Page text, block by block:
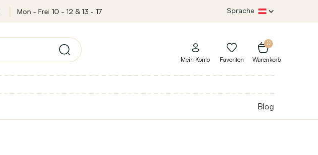
Mon - Frei 10 - 12 & 13 - 17 Sprache
0
Warenkorb
Mein Konto Favoriten
Blog